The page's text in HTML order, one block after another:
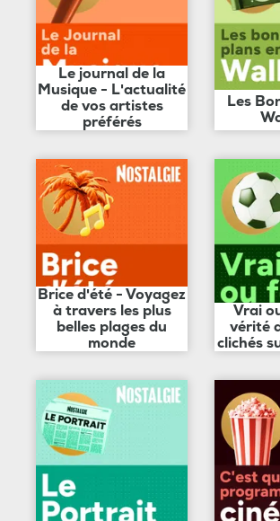
Le journal de la
Musique - L'actualité
de vos artistes
préférés
Les
Brice d'été - Voyagez
à travers les plus
belles plages du
monde
Vrai
vérité
clichés